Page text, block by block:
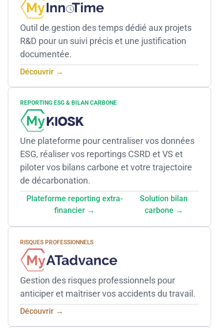
Outil de gestion des temps dédié aux projets
R&D pour un suivi précis et une justification
documentée.
Découvrir →
REPORTING ESG & BILAN CARBONE
Une plateforme pour centraliser vos données
ESG, réaliser vos reportings CSRD et VS et
piloter vos bilans carbone et votre trajectoire
de décarbonation.
Plateforme reporting extra-
financier →
Solution bilan
carbone →
RISQUES PROFESSIONNELS
Gestion des risques professionnels pour
anticiper et maîtriser vos accidents du travail.
Découvrir →